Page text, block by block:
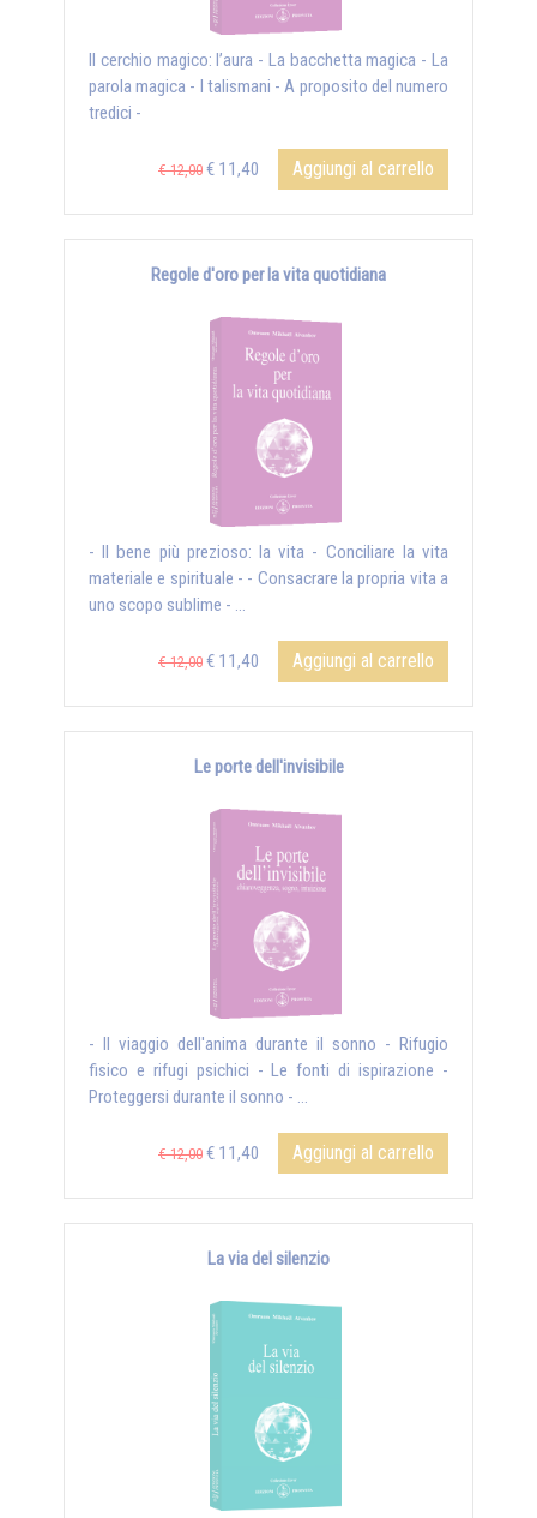
Il cerchio magico: l’aura - La bacchetta magica - La
parola magica - I talismani - A proposito del numero
tredici -
€ 12,00 € 11,40 Aggiungi al carrello
Regole d'oro per la vita quotidiana
- Il bene più prezioso: la vita - Conciliare la vita
materiale e spirituale - - Consacrare la propria vita a
uno scopo sublime - ...
€ 12,00 € 11,40 Aggiungi al carrello
Le porte dell'invisibile
- Il viaggio dell'anima durante il sonno - Rifugio
fisico e rifugi psichici - Le fonti di ispirazione -
Proteggersi durante il sonno - ...
€ 12,00 € 11,40 Aggiungi al carrello
La via del silenzio